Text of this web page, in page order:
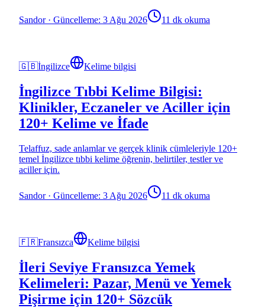
Sandor· Güncelleme: 3 Ağu 2026 11 dk okuma
🇬🇧İngilizce Kelime bilgisi
İngilizce Tıbbi Kelime Bilgisi:
Klinikler, Eczaneler ve Aciller için
120+ Kelime ve İfade
Telaffuz, sade anlamlar ve gerçek klinik cümleleriyle 120+
temel İngilizce tıbbi kelime öğrenin, belirtiler, testler ve
aciller için.
Sandor· Güncelleme: 3 Ağu 2026 11 dk okuma
🇫🇷Fransızca Kelime bilgisi
İleri Seviye Fransızca Yemek
Kelimeleri: Pazar, Menü ve Yemek
Pişirme için 120+ Sözcük